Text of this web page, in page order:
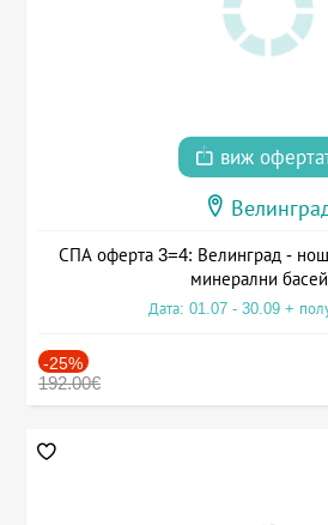
виж
СПА оферта 3=4: Велинград -
минерални
Дата: 01.07 - 30.09 +
-25%
192.00€